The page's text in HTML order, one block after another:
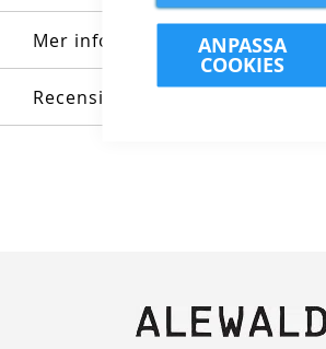
ANPASSA
COOKIES
Mer information
Recensioner